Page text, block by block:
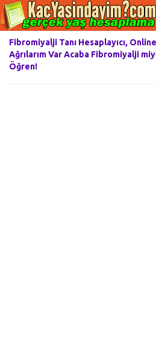
Fibromiyalji Tanı Hesaplayıcı,
Ağrılarım Var Acaba Fibromiyalji
Öğren!